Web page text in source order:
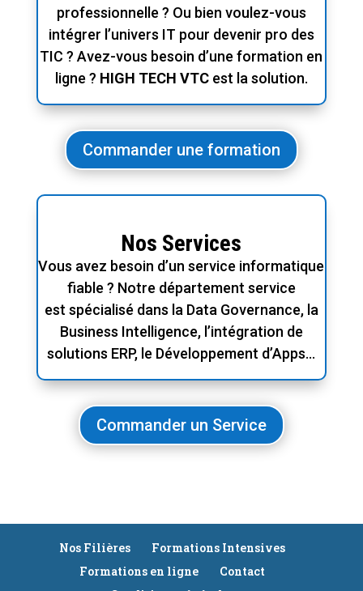
professionnelle ? Ou bien voulez-vous
intégrer l’univers IT pour devenir pro des
TIC ? Avez-vous besoin d’une formation en
ligne ? HIGH TECH VTC est la solution.
Commander une formation
Nos Services
Vous avez besoin d’un service informatique
fiable ? Notre département service
est spécialisé dans la Data Governance, la
Business Intelligence, l’intégration de
solutions ERP, le Développement d’Apps…
Commander un Service
Nos Filières
Formations Intensives
Formations en ligne
Contact